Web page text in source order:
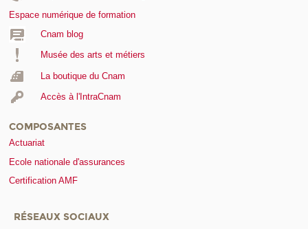
Espace numérique de formation
Cnam blog
Musée des arts et métiers
La boutique du Cnam
Accès à l'IntraCnam
COMPOSANTES
Actuariat
Ecole nationale d'assurances
Certification AMF
RÉSEAUX SOCIAUX